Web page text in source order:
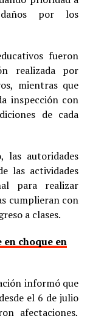
por los
fueron
realizada por
mientras que
inspección con
de cada
las autoridades
las actividades
para realizar
cumplieran con
a clases.
en choque en
informó que
el 6 de julio
afectaciones,